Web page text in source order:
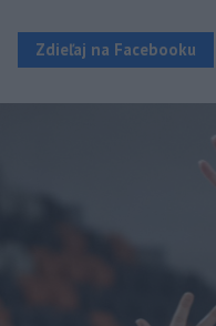
Zdieľaj na Facebooku